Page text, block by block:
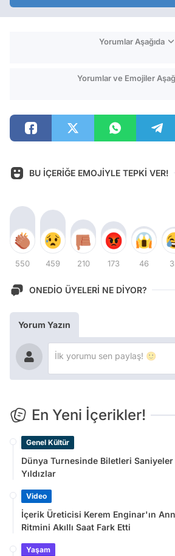
Yorumlar Aşağıda
Yorumlar ve Emojiler
BU İÇERİĞE EMOJİYLE TEPKİ VER!
550 459 210 173 46
ONEDİO ÜYELERİ NE DİYOR?
Yorum Yazın
En Yeni İçerikler!
Genel Kültür
Dünya Turnesinde Biletleri
Yıldızlar
Video
İçerik Üreticisi Kerem Enginar'ın
Ritmini Akıllı Saat Fark Etti
Yaşam